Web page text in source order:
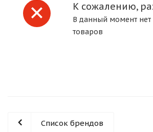
К сожалению,
В данный момент нет
товаров
Список брендов